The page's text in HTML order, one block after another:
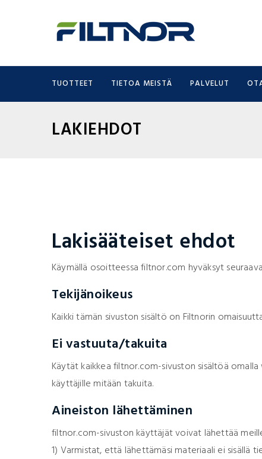
TUOTTEET TIETOA MEISTÄ PALVELUT
LAKIEHDOT
Lakisääteiset ehdot
Käymällä osoitteessa filtnor.com hyväksyt
Tekijänoikeus
Kaikki tämän sivuston sisältö on Filtnorin
Ei vastuuta/takuita
Käytät kaikkea filtnor.com-sivuston sisältöä
käyttäjille mitään takuita.
Aineiston lähettäminen
filtnor.com-sivuston käyttäjät voivat lähettää
1) Varmistat, että lähettämäsi materiaali ei sisällä